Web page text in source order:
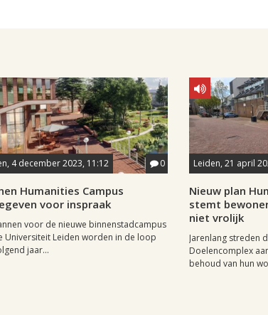
4 december 2023, 11:12 0
Humanities Campus
voor inspraak
voor de nieuwe binnenstadcampus
Universiteit Leiden worden in de loop
jaar...
Leiden, 21 april
Nieuw plan
stemt
niet vrolijk
Jarenlang streden
Doelencomplex
behoud van hun